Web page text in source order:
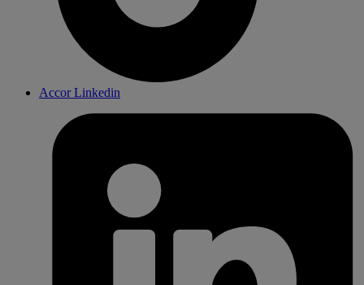
Accor Linkedin